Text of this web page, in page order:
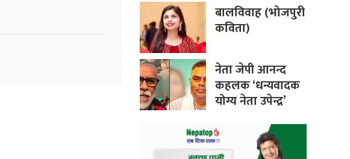
बालविवाह (भोजपुरी
कविता)
नेता जेपी आनन्द
कहलक ‘धन्यवादक
योग्य नेता उपेन्द्र’